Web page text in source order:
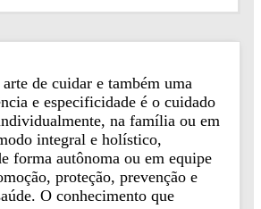
de cuidar e também uma
e especificidade é o cuidado
na família ou em
integral e holístico,
forma autônoma ou em equipe
proteção, prevenção e
O conhecimento que